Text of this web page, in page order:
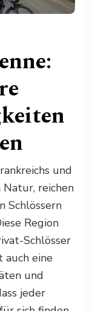
und
reichen
Schlössern
Region
Schlösser
auch eine
und
jeder